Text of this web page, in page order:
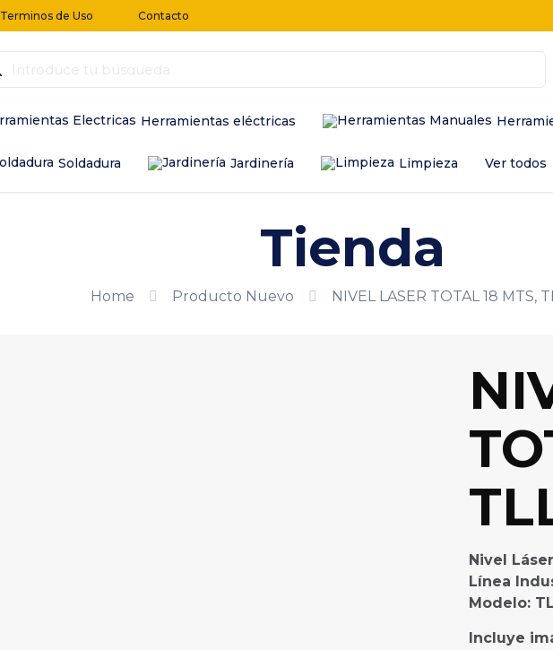
Terminos de Uso Contacto
Herramientas eléctricas
Soldadura Jardinería Limpieza Ver todos
Tienda
Home Producto Nuevo NIVEL LASER TOTAL 18 MTS,
Nivel
Línea
Modelo:
Incluye